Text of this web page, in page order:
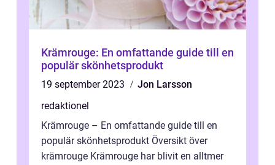
Krämrouge: En omfattande guide till en
populär skönhetsprodukt
19 september 2023
Jon Larsson
redaktionel
Krämrouge – En omfattande guide till en
populär skönhetsprodukt Översikt över
krämrouge Krämrouge har blivit en alltmer